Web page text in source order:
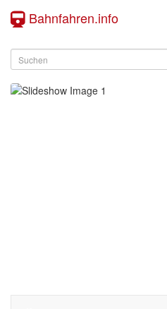
Bahnfahren.info